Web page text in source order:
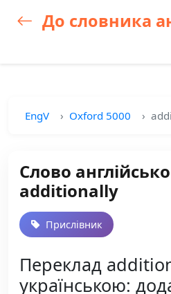
До словника
EngV Oxford 5000
Слово
additionally
Прислівник
Переклад
українською: